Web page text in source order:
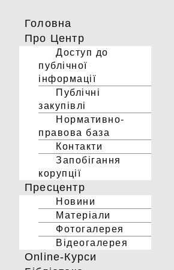
Головна
Про Центр
Доступ до
публічної
інформації
Публічні
закупівлі
Нормативно-
правова база
Контакти
Запобігання
корупції
Пресцентр
Новини
Матеріали
Фотогалерея
Відеогалерея
Online-Курси